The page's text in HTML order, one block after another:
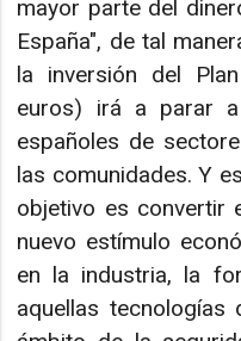
mayor parte del
España", de tal
la inversión del
euros) irá a parar
españoles de
las comunidades. Y
objetivo es convertir
nuevo estímulo
en la industria, la
aquellas